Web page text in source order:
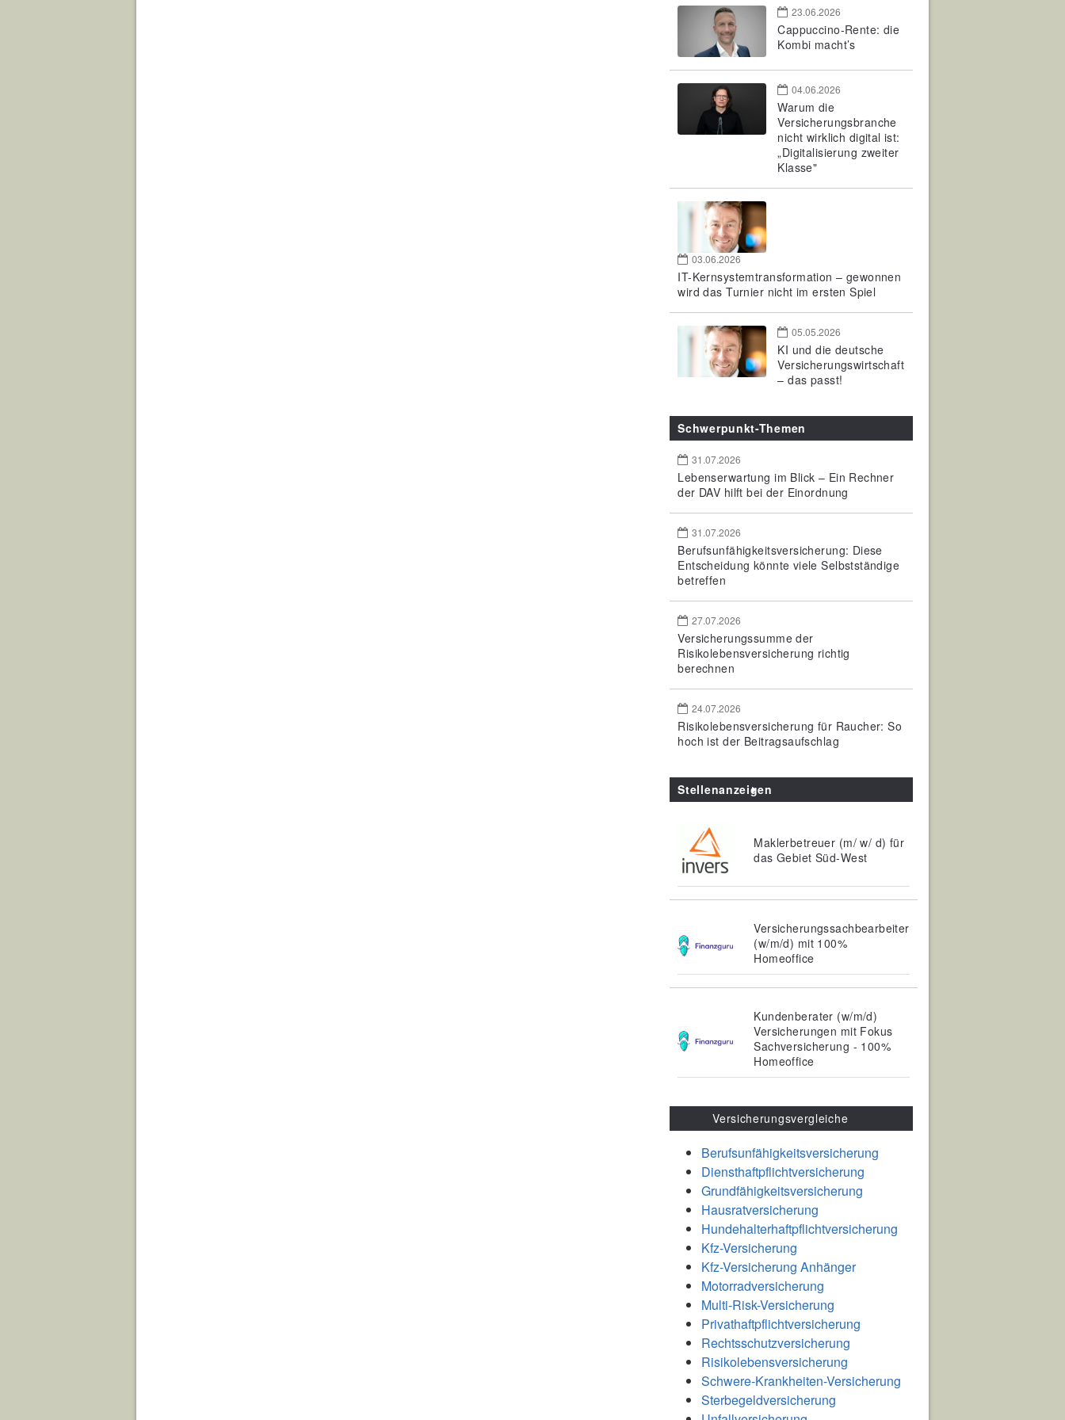
23.06.2026
Cappuccino-Rente: die
Kombi macht’s
04.06.2026
Warum die
Versicherungsbranche
nicht wirklich digital ist:
„Digitalisierung zweiter
Klasse"
03.06.2026
IT-Kernsystemtransformation – gewonnen
wird das Turnier nicht im ersten Spiel
05.05.2026
KI und die deutsche
Versicherungswirtschaft
– das passt!
Schwerpunkt-Themen
31.07.2026
Lebenserwartung im Blick – Ein Rechner
der DAV hilft bei der Einordnung
31.07.2026
Berufsunfähigkeitsversicherung: Diese
Entscheidung könnte viele Selbstständige
betreffen
27.07.2026
Versicherungssumme der
Risikolebensversicherung richtig
berechnen
24.07.2026
Risikolebensversicherung für Raucher: So
hoch ist der Beitragsaufschlag
Stellenanzeigen
Maklerbetreuer (m/ w/ d) für
das Gebiet Süd-West
Versicherungssachbearbeiter
(w/m/d) mit 100%
Homeoffice
Kundenberater (w/m/d)
Versicherungen mit Fokus
Sachversicherung - 100%
Homeoffice
Versicherungsvergleiche
Berufsunfähigkeitsversicherung
Diensthaftpflichtversicherung
Grundfähigkeitsversicherung
Hausratversicherung
Hundehalterhaftpflichtversicherung
Kfz-Versicherung
Kfz-Versicherung Anhänger
Motorradversicherung
Multi-Risk-Versicherung
Privathaftpflichtversicherung
Rechtsschutzversicherung
Risikolebensversicherung
Schwere-Krankheiten-Versicherung
Sterbegeldversicherung